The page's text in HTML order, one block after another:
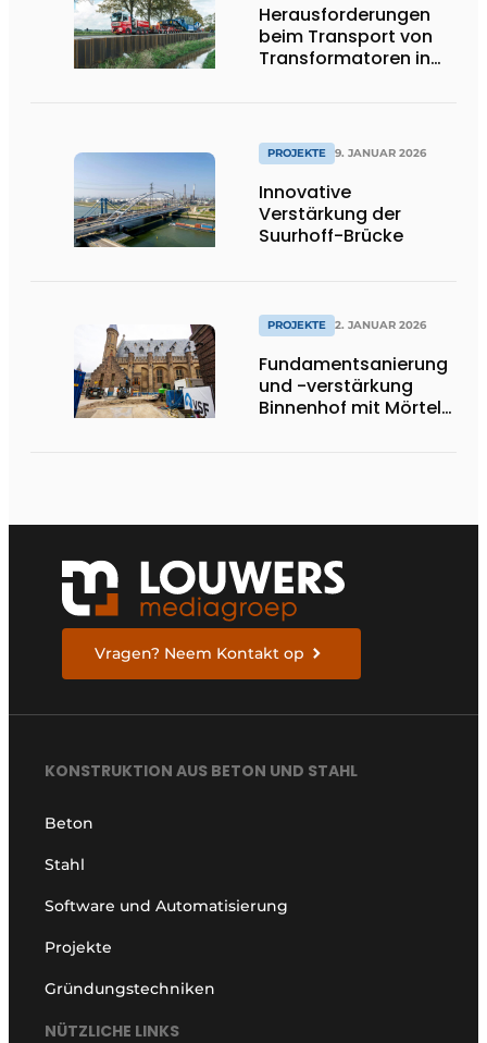
Herausforderungen
beim Transport von
Transformatoren in
PROJEKTE 9. JANUAR 2026
Innovative
Verstärkung der
Suurhoff-Brücke
PROJEKTE 2. JANUAR 2026
Fundamentsanierung
und -verstärkung
Binnenhof mit Mörtel
Vragen? Neem Kontakt op
KONSTRUKTION AUS BETON UND STAHL
Beton
Stahl
Software und Automatisierung
Projekte
Gründungstechniken
NÜTZLICHE LINKS